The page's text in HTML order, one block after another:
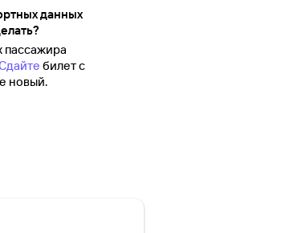
данных
билет с
новый.